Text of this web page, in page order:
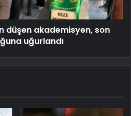
düşen akademisyen, son
uğurlandı